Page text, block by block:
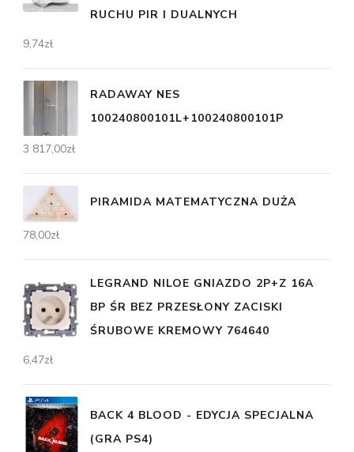
RUCHU PIR I DUALNYCH
9,74zł
RADAWAY NES
100240800101L+100240800101P
3 817,00zł
PIRAMIDA MATEMATYCZNA DUŻA
78,00zł
LEGRAND NILOE GNIAZDO 2P+Z 16A
BP ŚR BEZ PRZESŁONY ZACISKI
ŚRUBOWE KREMOWY 764640
6,47zł
BACK 4 BLOOD - EDYCJA SPECJALNA
(GRA PS4)